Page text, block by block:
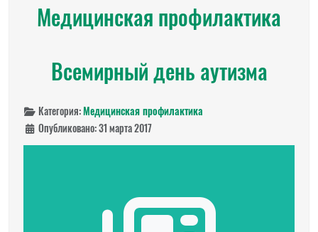
Медицинская профилактика
Всемирный день аутизма
Категория:Медицинская профилактика
Опубликовано: 31 марта 2017